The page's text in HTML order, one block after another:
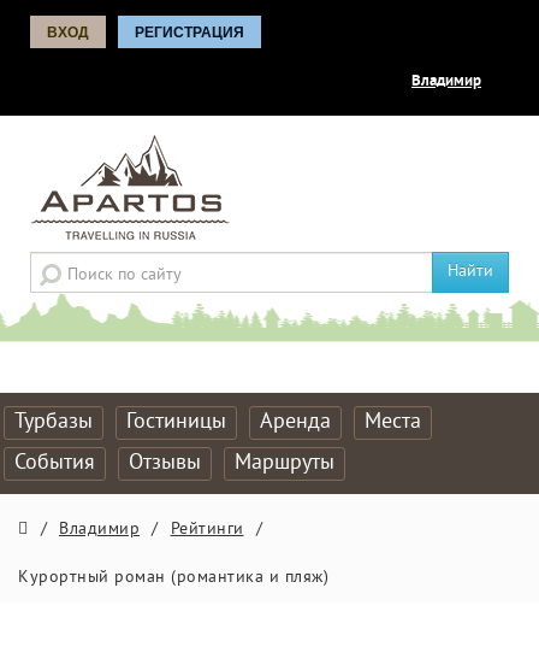
ВХОД РЕГИСТРАЦИЯ
Владимир
Найти
Турбазы Гостиницы Аренда
Места
События
Отзывы Маршруты
/ Владимир / Рейтинги /
Курортный роман (романтика и пляж)